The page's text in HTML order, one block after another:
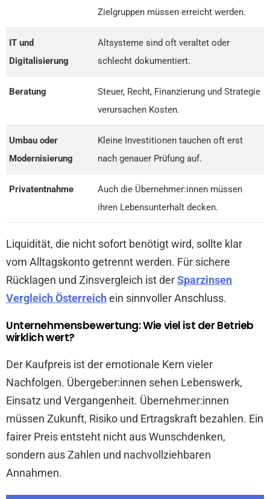
Zielgruppen müssen erreicht werden.
IT und
Digitalisierung
Altsysteme sind oft veraltet oder
schlecht dokumentiert.
Beratung
Steuer, Recht, Finanzierung und Strategie
verursachen Kosten.
Umbau oder
Modernisierung
Kleine Investitionen tauchen oft erst
nach genauer Prüfung auf.
Privatentnahme
Auch die Übernehmer:innen müssen
ihren Lebensunterhalt decken.
Liquidität, die nicht sofort benötigt wird, sollte klar
vom Alltagskonto getrennt werden. Für sichere
Rücklagen und Zinsvergleich ist derSparzinsen
Vergleich Österreichein sinnvoller Anschluss.
Unternehmensbewertung: Wie viel ist der Betrieb
wirklich wert?
Der Kaufpreis ist der emotionale Kern vieler
Nachfolgen. Übergeber:innen sehen Lebenswerk,
Einsatz und Vergangenheit. Übernehmer:innen
müssen Zukunft, Risiko und Ertragskraft bezahlen. Ein
fairer Preis entsteht nicht aus Wunschdenken,
sondern aus Zahlen und nachvollziehbaren
Annahmen.